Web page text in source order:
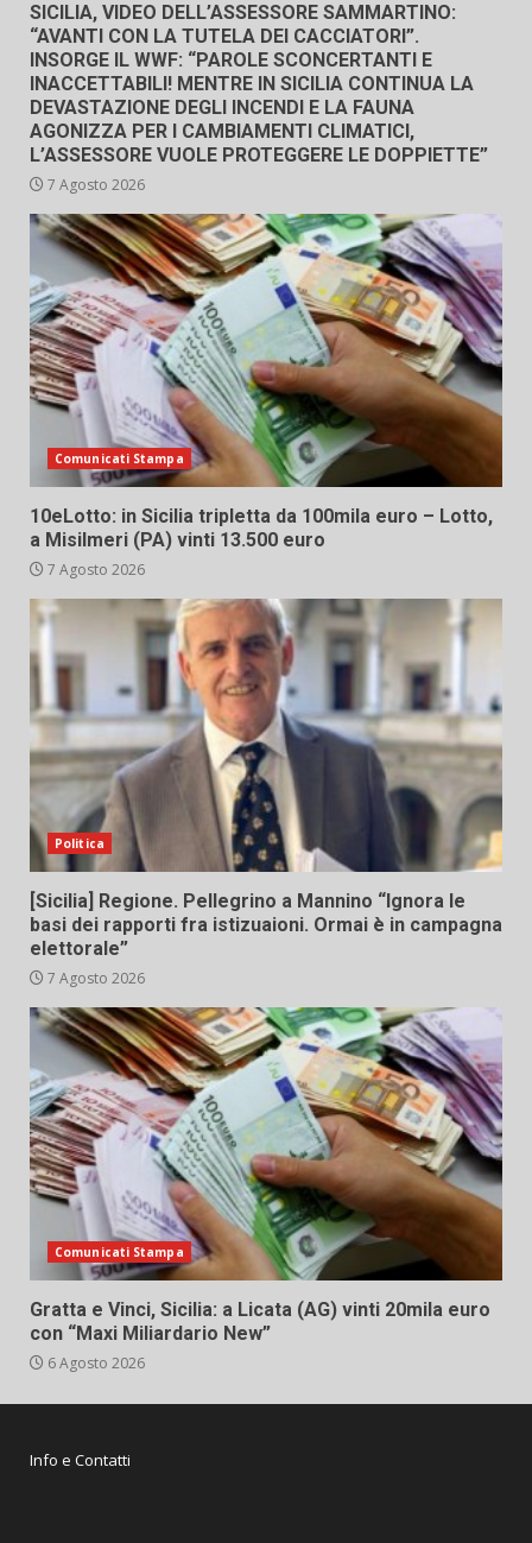
SICILIA, VIDEO DELL’ASSESSORE SAMMARTINO:
“AVANTI CON LA TUTELA DEI CACCIATORI”.
INSORGE IL WWF: “PAROLE SCONCERTANTI E
INACCETTABILI! MENTRE IN SICILIA CONTINUA LA
DEVASTAZIONE DEGLI INCENDI E LA FAUNA
AGONIZZA PER I CAMBIAMENTI CLIMATICI,
L’ASSESSORE VUOLE PROTEGGERE LE DOPPIETTE”
7 Agosto 2026
Comunicati Stampa
10eLotto: in Sicilia tripletta da 100mila euro – Lotto,
a Misilmeri (PA) vinti 13.500 euro
7 Agosto 2026
Politica
[Sicilia] Regione. Pellegrino a Mannino “Ignora le
basi dei rapporti fra istizuaioni. Ormai è in campagna
elettorale”
7 Agosto 2026
Comunicati Stampa
Gratta e Vinci, Sicilia: a Licata (AG) vinti 20mila euro
con “Maxi Miliardario New”
6 Agosto 2026
Info e Contatti